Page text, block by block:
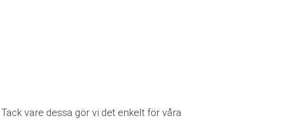
vare dessa gör vi det enkelt för våra